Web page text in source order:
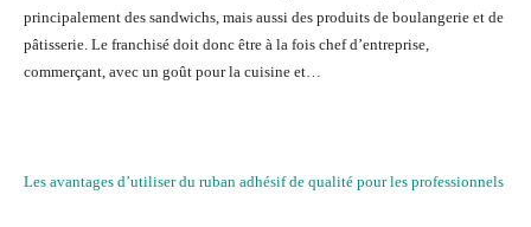
principalement des sandwichs, mais aussi des produits de boulangerie et de
pâtisserie. Le franchisé doit donc être à la fois chef d’entreprise,
commerçant, avec un goût pour la cuisine et…
Les avantages d’utiliser du ruban adhésif de qualité pour les professionnels